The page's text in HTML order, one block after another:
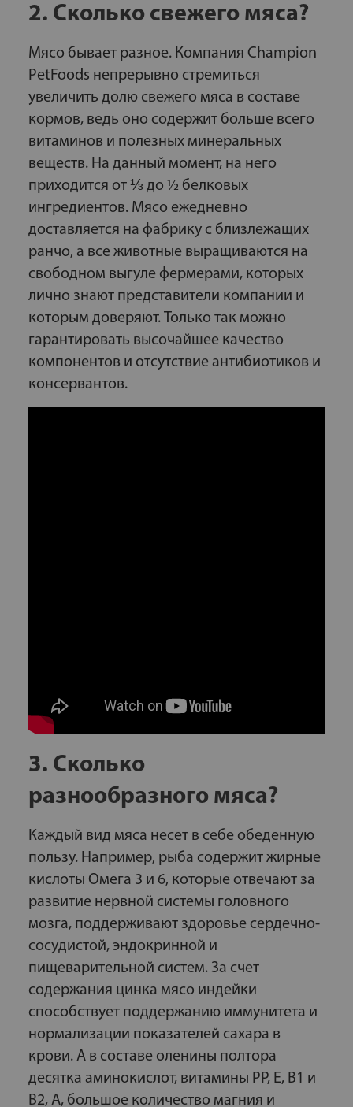
2. Сколько свежего мяса?
Мясо бывает разное. Компания Champion
PetFoods непрерывно стремиться
увеличить долю свежего мяса в составе
кормов, ведь оно содержит больше всего
витаминов и полезных минеральных
веществ. На данный момент, на него
приходится от ⅓ до ½ белковых
ингредиентов. Мясо ежедневно
доставляется на фабрику с близлежащих
ранчо, а все животные выращиваются на
свободном выгуле фермерами, которых
лично знают представители компании и
которым доверяют. Только так можно
гарантировать высочайшее качество
компонентов и отсутствие антибиотиков и
консервантов.
3. Сколько
разнообразного мяса?
Каждый вид мяса несет в себе обеденную
пользу. Например, рыба содержит жирные
кислоты Омега 3 и 6, которые отвечают за
развитие нервной системы головного
мозга, поддерживают здоровье сердечно-
сосудистой, эндокринной и
пищеварительной систем. За счет
содержания цинка мясо индейки
способствует поддержанию иммунитета и
нормализации показателей сахара в
крови. А в составе оленины полтора
десятка аминокислот, витамины РР, Е, В1 и
В2, А, большое количество магния и